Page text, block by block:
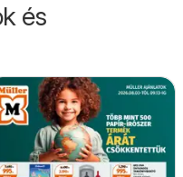
és